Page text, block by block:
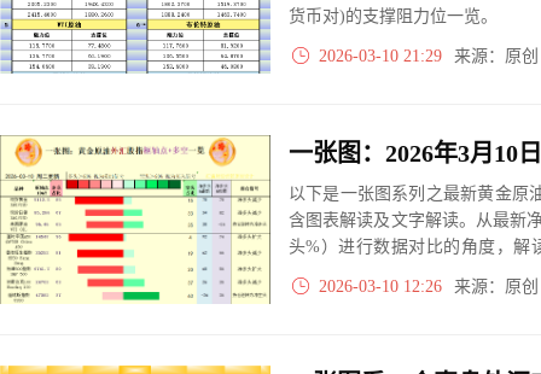
货币对)的支撑阻力位一览。
2026-03-10 21:29 来源：原
以下是一张图系列之最新黄金原
含图表解读及文字解读。从最新
头%）进行数据对比的角度，解
大、净多头减小、净空头无变
实际数据对比结果对应展示其中
2026-03-10 12:26 来源：原